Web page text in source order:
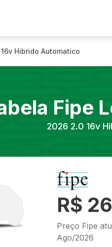
Hibrido Automatico
Fipe
2026 2.0 16v
R$
Preço Fipe
Ago/2026